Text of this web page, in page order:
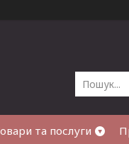
та послуги